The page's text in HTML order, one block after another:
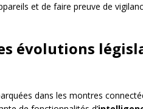
et de faire preuve de
évolutions
dans les montres